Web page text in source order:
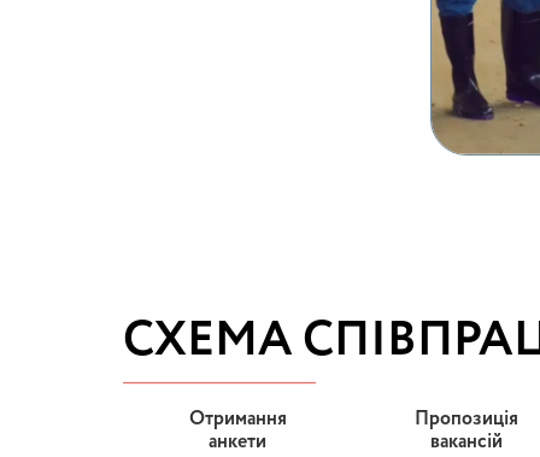
СХЕМА
Отримання
анкети
Пропозиція
вакансій